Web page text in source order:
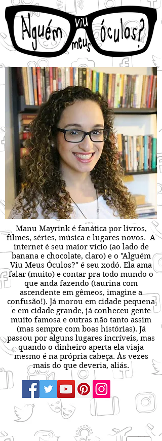
Manu Mayrink é fanática por livros,
filmes, séries, música e lugares novos. A
internet é seu maior vício (ao lado de
banana e chocolate, claro) e o "Alguém
Viu Meus Óculos?" é seu xodó. Ela ama
falar (muito) e contar pra todo mundo o
que anda fazendo (taurina com
ascendente em gêmeos, imagine a
confusão!). Já morou em cidade pequena
e em cidade grande, já conheceu gente
muito famosa e outras não tanto assim
(mas sempre com boas histórias). Já
passou por alguns lugares incríveis, mas
quando o dinheiro aperta ela viaja
mesmo é na própria cabeça. Às vezes
mais do que deveria, aliás.